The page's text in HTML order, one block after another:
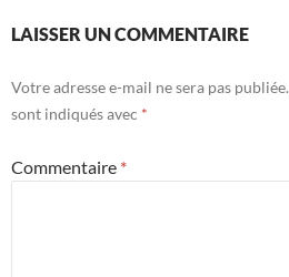
LAISSER UN COMMENTAIRE
Votre adresse e-mail ne sera pas publiée.
sont indiqués avec *
Commentaire *